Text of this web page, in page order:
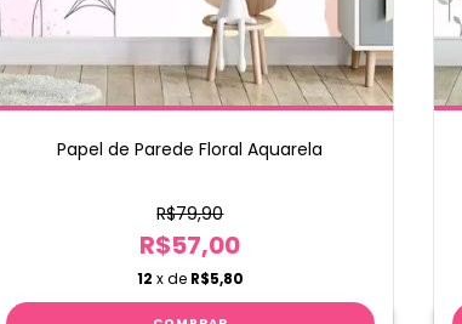
Papel de Parede Floral Aquarela
R$79,90
R$57,00
12 x de R$5,80